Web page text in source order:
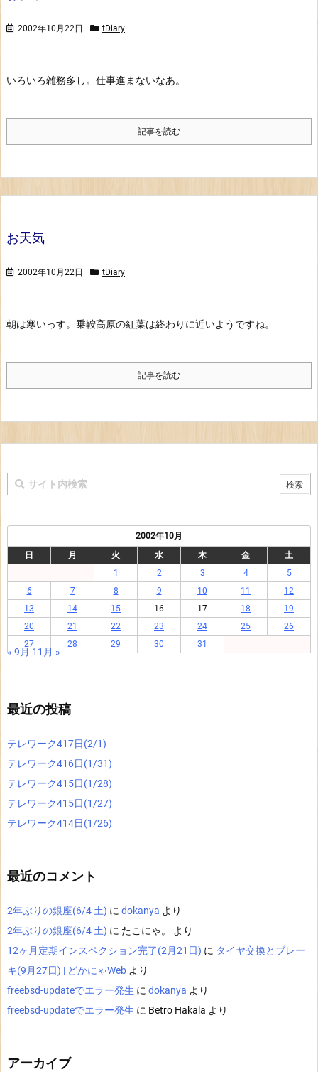
2002年10月22日 tDiary
いろいろ雑務多し。仕事進まないなあ。
記事を読む
お天気
2002年10月22日 tDiary
朝は寒いっす。乗鞍高原の紅葉は終わりに近いようですね。
記事を読む
2002年10月
日
月 火 水 木 金
土
1
2 3 4
5
6
7 8 9 10 11
12
13
14 15 16 17 18
19
20
21 22 23 24 25
26
27
28 29 30 31
« 9月11月 »
最近の投稿
テレワーク417日(2/1)
テレワーク416日(1/31)
テレワーク415日(1/28)
テレワーク415日(1/27)
テレワーク414日(1/26)
最近のコメント
2年ぶりの銀座(6/4 土) に dokanya より
2年ぶりの銀座(6/4 土) に たこにゃ。
より
12ヶ月定期インスペクション完了(2月21日) に タイヤ交換とブレー
キ(9月27日) | どかにゃWeb より
freebsd-updateでエラー発生 に dokanya より
freebsd-updateでエラー発生 に Betro Hakala より
アーカイブ